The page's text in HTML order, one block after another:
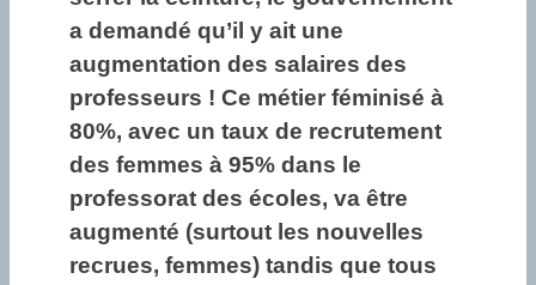
a demandé qu’il y ait une
augmentation des salaires des
professeurs ! Ce métier féminisé à
80%, avec un taux de recrutement
des femmes à 95% dans le
professorat des écoles, va être
augmenté (surtout les nouvelles
recrues, femmes) tandis que tous